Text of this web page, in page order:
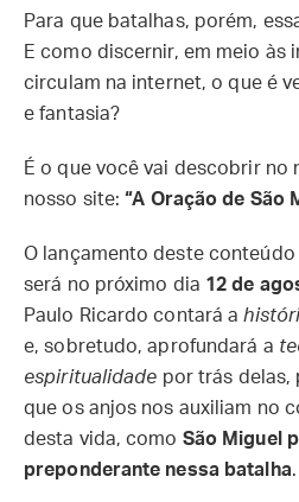
Para que batalhas, porém,
E como discernir, em meio às
circulam na internet, o que é
e fantasia?
É o que você vai descobrir no
nosso site:“A Oração de São
O lançamento deste
será no próximo dia 12 de
Paulo Ricardo contará a
e, sobretudo, aprofundará a
espiritualidade por trás delas,
que os anjos nos auxiliam no
desta vida, como São Miguel
preponderante nessa batalha.